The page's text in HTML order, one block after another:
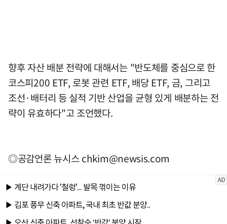
향후 자산 배분 전략에 대해서는 "반도체를 중심으로 한
코스피200 ETF, 로봇 관련 ETF, 배당 ETF, 금, 그리고
조선·배터리 등 실적 기반 산업을 균형 있게 배분하는 전
략이 유효하다"고 조언했다.
◎공감언론 뉴시스chkim@newsis.com